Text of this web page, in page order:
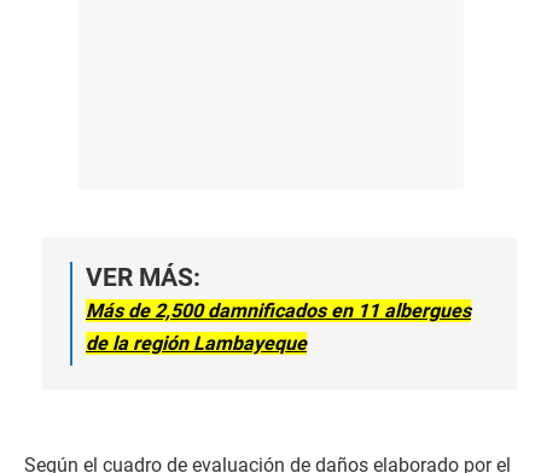
VER MÁS:
Más de 2,500 damnificados en 11 albergues
de la región Lambayeque
Según el cuadro de evaluación de daños elaborado por el